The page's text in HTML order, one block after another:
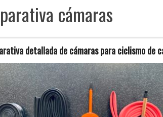
cámaras
detallada de cámaras para ciclismo de